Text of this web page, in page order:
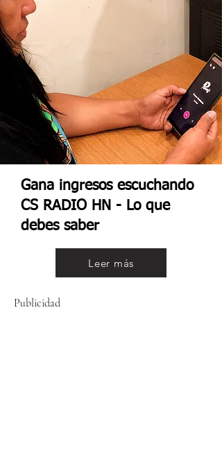
Gana ingresos escuchando
CS RADIO HN - Lo que
debes saber
Leer más
Publicidad